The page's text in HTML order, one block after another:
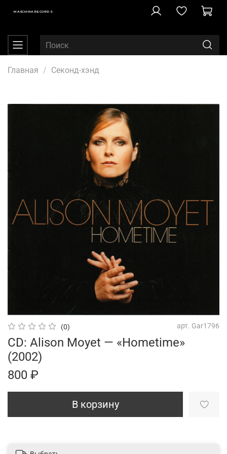
MASCHINA RECORDS
Главная Секонд-хэнд
(0) арт. Gar1796
CD: Alison Moyet — «Hometime»
(2002)
800 ₽
В корзину